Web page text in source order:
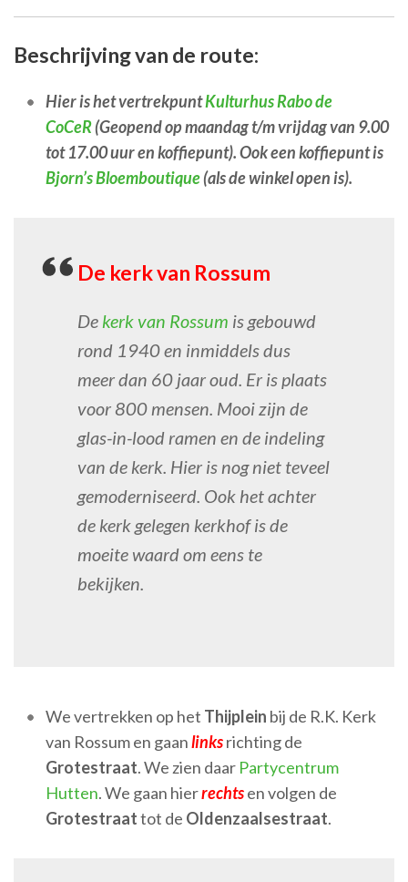
Beschrijving van de route:
Hier is het vertrekpuntKulturhus Rabo de
CoCeR(Geopend op maandag t/m vrijdag van 9.00
tot 17.00 uur en koffiepunt). Ook een koffiepunt is
Bjorn’s Bloemboutique(als de winkel open is).
De kerk van Rossum
De kerk van Rossum is gebouwd
rond 1940 en inmiddels dus
meer dan 60 jaar oud. Er is plaats
voor 800 mensen. Mooi zijn de
glas-in-lood ramen en de indeling
van de kerk. Hier is nog niet teveel
gemoderniseerd. Ook het achter
de kerk gelegen kerkhof is de
moeite waard om eens te
bekijken.
We vertrekken op het Thijplein bij de R.K. Kerk
van Rossum en gaanlinksrichting de
Grotestraat. We zien daar Partycentrum
Hutten. We gaan hierrechtsen volgen de
Grotestraattot de Oldenzaalsestraat.